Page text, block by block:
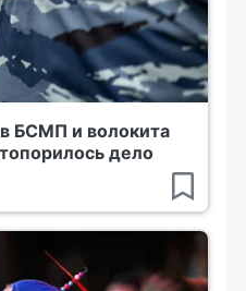
БСМП и волокита
дело